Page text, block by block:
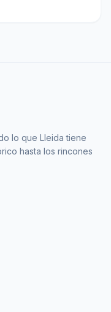
lo que Lleida tiene
hasta los rincones